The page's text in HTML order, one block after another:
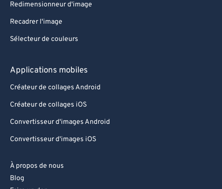
Redimensionneur d'image
Recadrer l'image
Sélecteur de couleurs
Applications mobiles
Créateur de collages Android
Créateur de collages iOS
Convertisseur d'images Android
Convertisseur d'images iOS
À propos de nous
Blog